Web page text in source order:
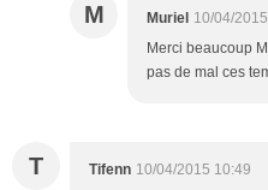
M Muriel 10/04/
Merci beaucoup
pas de mal ces
T Tifenn 10/04/2015 10:49